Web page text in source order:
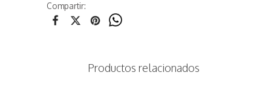
Compartir:
Productos relacionados